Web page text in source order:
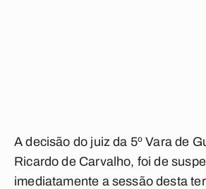
A decisão do juiz da 5º Vara de
Ricardo de Carvalho, foi de
imediatamente a sessão desta